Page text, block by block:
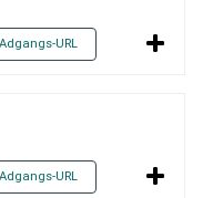
Adgangs-URL
Adgangs-URL